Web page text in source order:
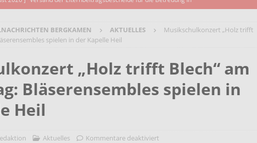
2026 ] Selbsthilfegruppe lädt zum gemeinsamen Singen ein!
AKTUELLES
„Großes Holz“
AKTUELLES
2026 ] Pflege- und Wohnberatung im Gemeindebüro an der Christuskirche in Rünthe
sichern!
AKTUELLES
BERGKAMEN AKTUELLES
Musikschulkonzert „Holz trifft
spielen in der Kapelle Heil
„Holz trifft Blech“ am
Bläserensembles spielen in
Heil
Aktuelles Kommentare deaktiviert